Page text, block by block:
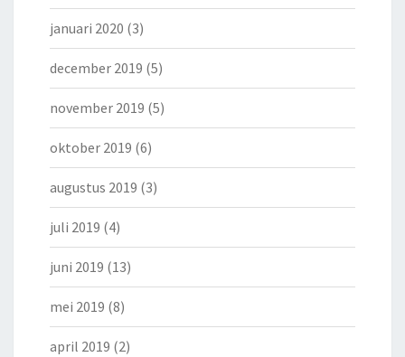
januari 2020 (3)
december 2019 (5)
november 2019 (5)
oktober 2019 (6)
augustus 2019 (3)
juli 2019 (4)
juni 2019 (13)
mei 2019 (8)
april 2019 (2)